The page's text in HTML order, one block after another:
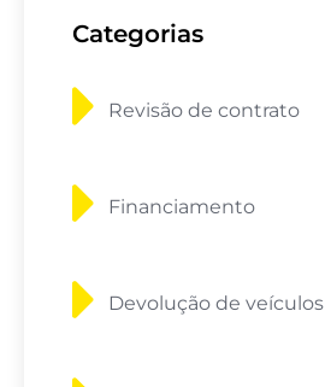
Categorias
Revisão de contrato
Financiamento
Devolução de veículos